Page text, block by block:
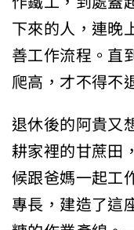
下來的人，連
善工作流程。
爬高，才不得不
退休後的阿貴
耕家裡的甘蔗
候跟爸媽一起
專長，建造了